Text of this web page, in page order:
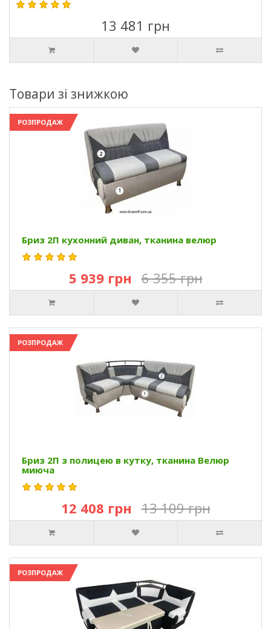
13 481 грн
Товари зі знижкою
РОЗПРОДАЖ
Бриз 2П кухонний диван, тканина велюр
5 939 грн 6 355 грн
РОЗПРОДАЖ
Бриз 2П з полицею в кутку, тканина Велюр
миюча
12 408 грн 13 109 грн
РОЗПРОДАЖ